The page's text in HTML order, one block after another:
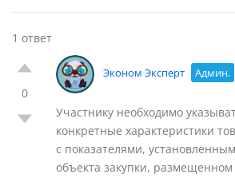
1 ответ
0
Эконом Эксперт Админ.
Участнику необходимо
конкретные характеристики
с показателями,
объекта закупки, размещенном